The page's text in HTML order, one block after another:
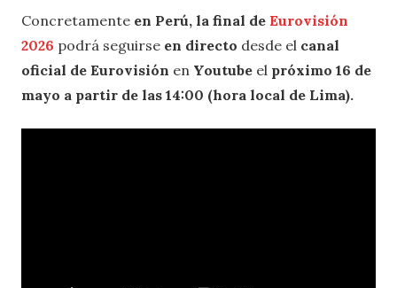
Concretamente en Perú, la final de Eurovisión
2026 podrá seguirse en directo desde el canal
oficial de Eurovisión en Youtube el próximo 16 de
mayo a partir de las 14:00 (hora local de Lima).